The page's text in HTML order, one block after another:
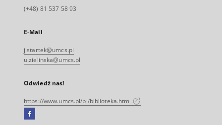
(+48) 81 537 58 93
E-Mail
j.startek@umcs.pl
u.zielinska@umcs.pl
Odwiedź nas!
https://www.umcs.pl/pl/biblioteka.htm
Facebook